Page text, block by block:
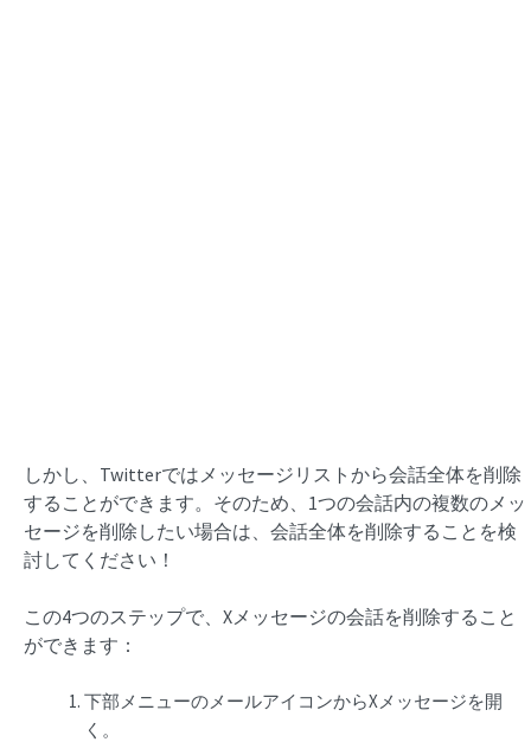
しかし、Twitterではメッセージリストから会話全体を削除
することができます。そのため、1つの会話内の複数のメッ
セージを削除したい場合は、会話全体を削除することを検
討してください！
この4つのステップで、Xメッセージの会話を削除すること
ができます：
下部メニューのメールアイコンからXメッセージを開
く。